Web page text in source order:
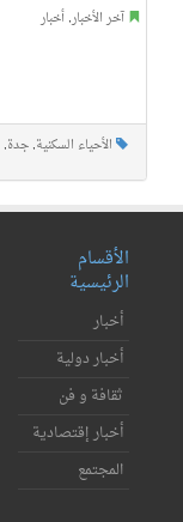
آخر الأخبار, أخبار
الأحياء السكنية, جدة,
الأقسام
الرئيسية
أخبار
أخبار دولية
ثقافة و فن
أخبار إقتصادية
المجتمع